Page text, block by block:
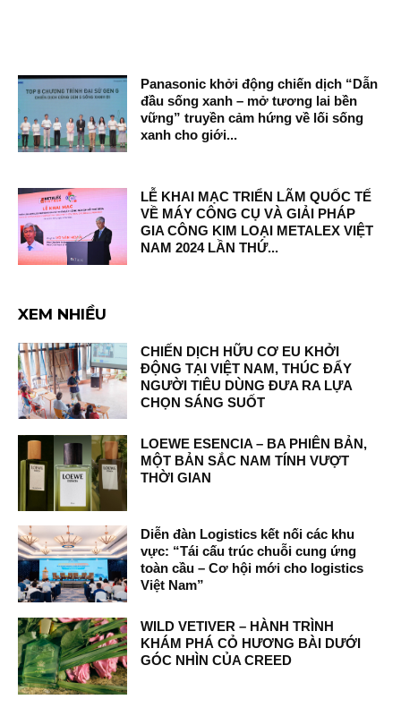
Panasonic khởi động chiến dịch “Dẫn
đầu sống xanh – mở tương lai bền
vững” truyền cảm hứng về lối sống
xanh cho giới...
LỄ KHAI MẠC TRIỂN LÃM QUỐC TẾ
VỀ MÁY CÔNG CỤ VÀ GIẢI PHÁP
GIA CÔNG KIM LOẠI METALEX VIỆT
NAM 2024 LẦN THỨ...
XEM NHIỀU
CHIẾN DỊCH HỮU CƠ EU KHỞI
ĐỘNG TẠI VIỆT NAM, THÚC ĐẨY
NGƯỜI TIÊU DÙNG ĐƯA RA LỰA
CHỌN SÁNG SUỐT
LOEWE ESENCIA – BA PHIÊN BẢN,
MỘT BẢN SẮC NAM TÍNH VƯỢT
THỜI GIAN
Diễn đàn Logistics kết nối các khu
vực: “Tái cấu trúc chuỗi cung ứng
toàn cầu – Cơ hội mới cho logistics
Việt Nam”
WILD VETIVER – HÀNH TRÌNH
KHÁM PHÁ CỎ HƯƠNG BÀI DƯỚI
GÓC NHÌN CỦA CREED